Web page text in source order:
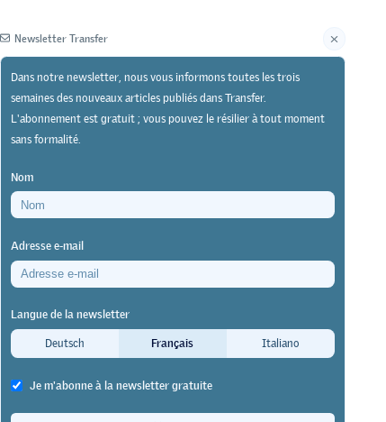
Éditeur
à la
de
Newsletter Transfer
Dans notre newsletter, nous vous informons toutes les trois
semaines des nouveaux articles publiés dans Transfer.
L'abonnement est gratuit ; vous pouvez le résilier à tout moment
sans formalité.
Nom
Adresse e-mail
Langue de la newsletter
Deutsch
Français Italiano
Je m'abonne à la newsletter gratuite